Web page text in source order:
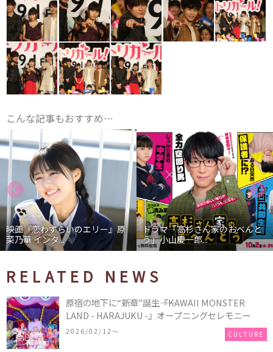
こんな記事もおすすめ…
映画『恋わずらいのエリー』原
菜乃華 インタ...
ドラマ「高杉さん家のおべんと
う」小山慶一郎...
RELATED NEWS
原宿の地下に“新章”誕生――『KAWAII MONSTER
LAND - HARAJUKU -』オープニングセレモニー
2026/02/12〜 CULTURE